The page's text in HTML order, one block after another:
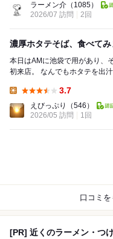
ラーメン介 （1085）
2026/07 訪問
2回
濃厚ホタテそば、食べてみ
本日はAMに池袋で用があり、
初来店。 なんでもホタテを出汁にしたラーメンで有名らしく、11時過ぎ
3.7
えびっぷり
（546）
2026/05 訪問
1回
口コミを
[PR] 近くのラーメン・つ